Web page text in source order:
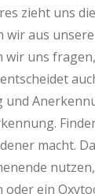
zieht uns
wir aus
wir uns
und
macht.
oder ein